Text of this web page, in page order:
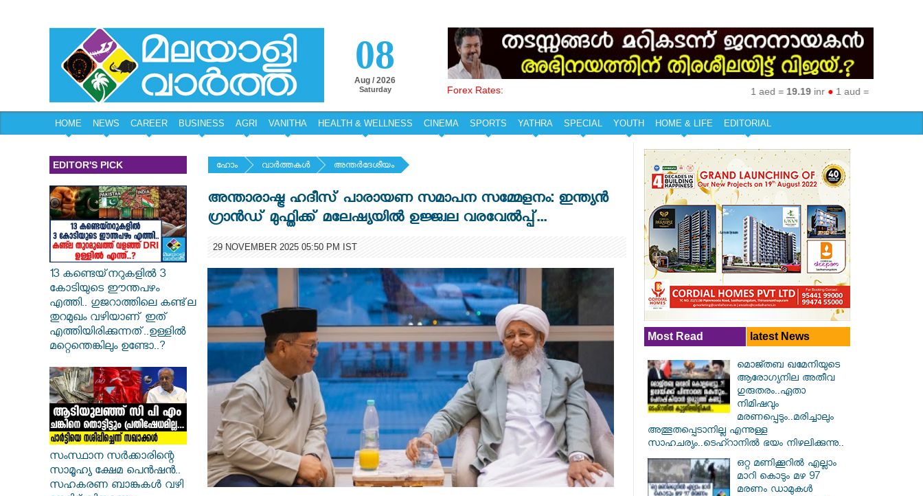
08
Aug / 2026
Saturday Forex Rates: 1 aed =19.19inr● 1 aud =50.27
HOME NEWS CAREER BUSINESS AGRI VANITHA HEALTH & WELLNESS CINEMA SPORTS YATHRA SPECIAL YOUTH HOME & LIFE EDITORIAL
EDITOR'S PICK
13 കണ്ടെയ്‌നറുകളിൽ 3
കോടിയുടെ ഈന്തപഴം
എത്തി.. ഗുജറാത്തിലെ കണ്ട്‌ല
തുറമുഖം വഴിയാണ് ഇത്
എത്തിയിരിക്കുന്നത്..ഉള്ളിൽ
മറ്റെന്തെങ്കിലും ഉണ്ടോ..?
സംസ്ഥാന സർ‌ക്കാരിന്റെ
സാമൂഹ്യ ക്ഷേമ പെൻഷൻ..
സഹകരണ ബാങ്കുകൾ വഴി
ഹോം വാര്‍ത്തകള്‍ അന്തര്‍ദേശീയം
അന്താരാഷ്ട്ര ഹദീസ് പാരായണ സമാപന സമ്മേളനം: ഇന്ത്യൻ
ഗ്രാൻഡ് മുഫ്തിക്ക് മലേഷ്യയിൽ ഉജ്ജ്വല വരവേൽപ്പ്...
29 NOVEMBER 2025 05:50 PM IST
Most Read latest News
മൊജ്തബ ഖമേനിയുടെ
ആരോഗ്യനില അതീവ
ഗുരുതരം..ഏതാ
നിമിഷവും
മരണപ്പെടും..മരിച്ചാലും
അത്ഭുതപ്പെടാനില്ല എന്നുള്ള
സാഹചര്യം..ടെഹ്റാനിൽ ഭയം നിഴലിക്കുന്നു..
ഒറ്റ മണിക്കൂറിൽ എല്ലാം
മാറി കൊടും മഴ 97
മരണം ഡാമുകൾ